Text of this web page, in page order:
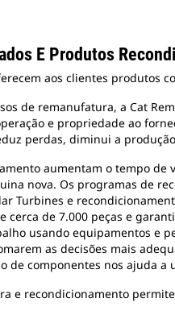
E Produtos
aos clientes produtos
de remanufatura, a Cat
e propriedade ao
perdas, diminui a
aumentam o tempo
nova. Os programas de
Turbines e
cerca de 7.000 peças e
usando equipamentos e
as decisões mais
de componentes nos ajuda
e recondicionamento